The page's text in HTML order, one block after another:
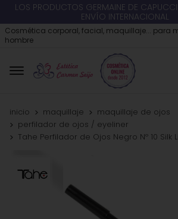
LOS PRODUCTOS GERMAINE DE
ENVÍO INTERNACIONAL
Cosmética corporal, facial, maquillaje... para
hombre
inicio maquillaje
maquillaje de ojos
perfilador de ojos / eyeliner
Tahe Perfilador de Ojos Negro Nº 10 Silk